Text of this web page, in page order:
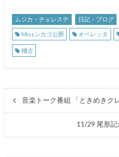
ムジカ・チェレステ 日記・ブログ
Missシカゴ公爵
オペレッタ
稽古
音楽トーク番組 「ときめきク
11/29 尾形